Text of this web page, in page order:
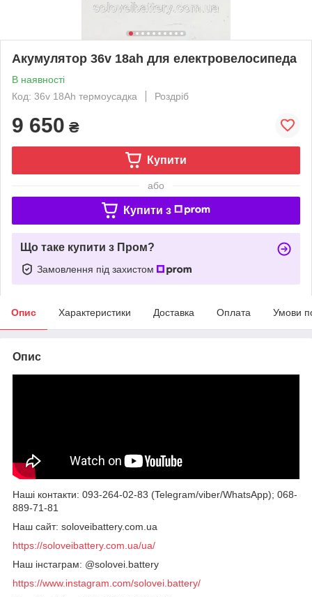
Акумулятор 36v 18ah для електровелосипеда
В наявності
Код: 36v 18Аh термоусадка
Роздріб
9 650 ₴
Купити
або
Купити з
Що таке купити з Пром?
Замовлення під захистом
Опис Характеристики Доставка Оплата Умови
Опис
Наші контакти: 093-264-02-83 (Telegram/viber/WhatsApp); 068-
889-71-81
Наш сайт: soloveibattery.com.ua
https://soloveibattery.com.ua/ua/
Наш інстаграм: @solovei.battery
https://www.instagram.com/solovei.battery/